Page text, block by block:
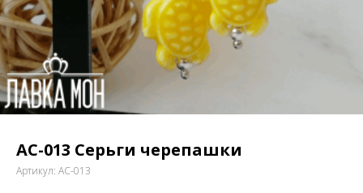
АС-013 Серьги черепашки
Артикул: АС-013